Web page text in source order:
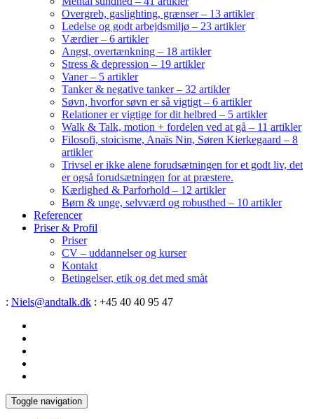
Overgreb, gaslighting, grænser – 13 artikler
Ledelse og godt arbejdsmiljø – 23 artikler
Værdier – 6 artikler
Angst, overtænkning – 18 artikler
Stress & depression – 19 artikler
Vaner – 5 artikler
Tanker & negative tanker – 32 artikler
Søvn, hvorfor søvn er så vigtigt – 6 artikler
Relationer er vigtige for dit helbred – 5 artikler
Walk & Talk, motion + fordelen ved at gå – 11 artikler
Filosofi, stoicisme, Anaïs Nin, Søren Kierkegaard – 8
artikler
Trivsel er ikke alene forudsætningen for et godt liv, det
er også forudsætningen for at præstere.
Kærlighed & Parforhold – 12 artikler
Børn & unge, selvværd og robusthed – 10 artikler
Referencer
Priser & Profil
Priser
CV – uddannelser og kurser
Kontakt
Betingelser, etik og det med småt
: Niels@andtalk.dk : +45 40 40 95 47
Toggle navigation